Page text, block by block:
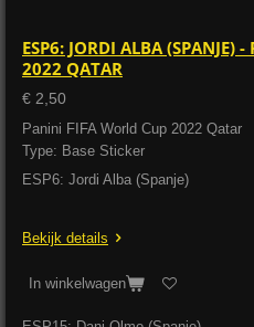
ESP6: JORDI ALBA (SPANJE)
2022 QATAR
€ 2,50
Panini FIFA World Cup 2022 Qatar
Type: Base Sticker
ESP6: Jordi Alba (Spanje)
Bekijk details
In winkelwagen